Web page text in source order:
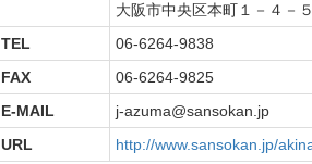
大阪市中央区本町１－４－
TEL
06-6264-9838
FAX
06-6264-9825
E-MAIL
j-azuma@sansokan.jp
URL
http://www.sansokan.jp/